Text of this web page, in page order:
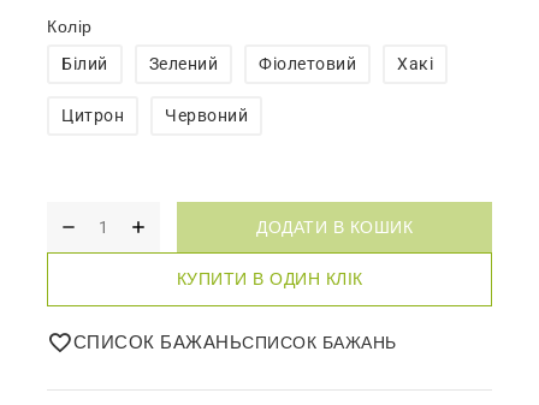
Колір
Білий
Зелений Фіолетовий Хакі
Цитрон Червоний
ДОДАТИ В КОШИК
КУПИТИ В ОДИН КЛІК
СПИСОК БАЖАНЬ